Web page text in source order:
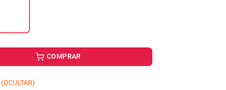
COMPRAR
(OCULTAR)